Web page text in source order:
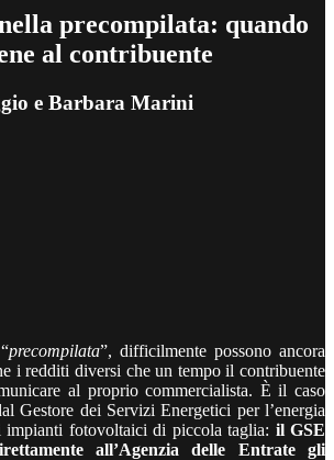
precompilata: quando
al contribuente
e Barbara Marini
precompilata”, difficilmente possono ancora
i redditi diversi che un tempo il contribuente
al proprio commercialista. È il caso
Gestore dei Servizi Energetici per l’energia
impianti fotovoltaici di piccola taglia: il GSE
all’Agenzia delle Entrate gli